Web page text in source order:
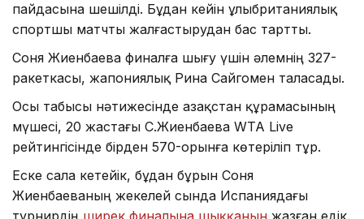
пайдасына шешілді. Бұдан кейін ұлыбританиялық
спортшы матчты жалғастырудан бас тартты.
Соня Жиенбаева финалға шығу үшін әлемнің 327-
ракеткасы, жапониялық Рина Сайгомен таласады.
Осы табысы нәтижесінде Қазақстан құрамасының
мүшесі, 20 жастағы С.Жиенбаева WTA Live
рейтингісінде бірден 570-орынға көтеріліп тұр.
Еске сала кетейік, бұдан бұрын Соня
Жиенбаеваның жекелей сында Испаниядағы